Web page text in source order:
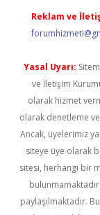
Reklam ve
Yasal Uyarı:
ve İletişim
olarak hizmet
olarak denetleme
Ancak, üyelerimiz
siteye üye olarak
sitesi, herhangi bir
paylaşılmaktadır.